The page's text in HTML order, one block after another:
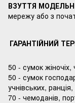
ВЗУТТЯ
мережу або з
ГАРАНТІЙНИЙ
50 - сумок
50 - сумок
учнівських,
70 - чемоданів,